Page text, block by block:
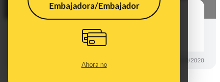
Embajadora/Embajador
Ahora no
No, 'El País' no ha borrado
Sánchez de su canal de YouTube
05/10/2020